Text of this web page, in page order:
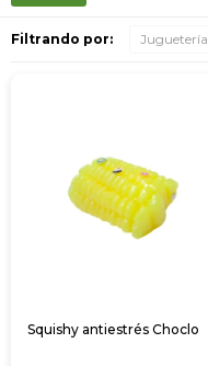
Filtrando por: Juguetería
Squishy antiestrés Choclo